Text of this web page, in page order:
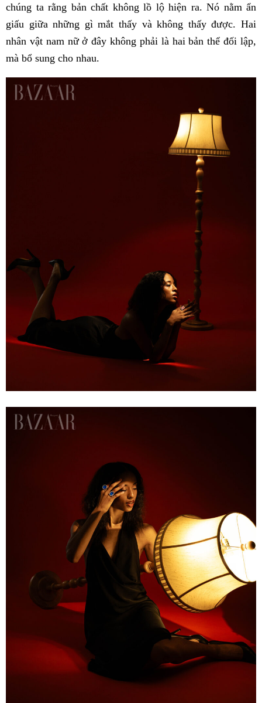
chúng ta rằng bản chất không lồ lộ hiện ra. Nó nằm ẩn
giấu giữa những gì mắt thấy và không thấy được. Hai
nhân vật nam nữ ở đây không phải là hai bản thể đối lập,
mà bổ sung cho nhau.